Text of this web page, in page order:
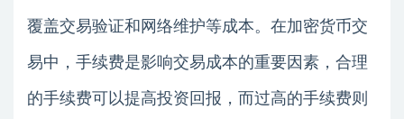
覆盖交易验证和网络维护等成本。在加密货币交
易中，手续费是影响交易成本的重要因素，合理
的手续费可以提高投资回报，而过高的手续费则